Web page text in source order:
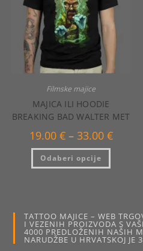
na
Filmske majice
MAJICA ILI HOODIE
BREAKING BAD WALTER MET
19.00 € – 33.00 €Raspon
cijena:
Odaberi opcije
Ovaj
ima
na
stranici
TATTOO MAJICE – WEB
I VEZENIH PROIZVODA S
4000 PREDLOŽENIH NAŠIH
NARUDŽBE U HRVATSKOJ